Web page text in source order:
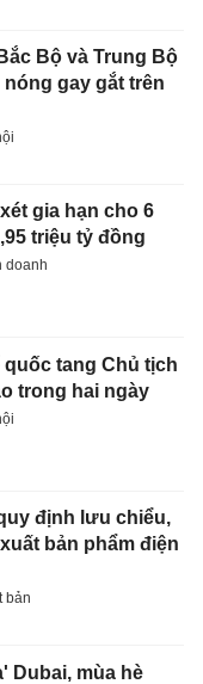
Bộ và Trung Bộ
gay gắt trên
gia hạn cho 6
triệu tỷ đồng
doanh
quốc tang Chủ tịch
trong hai ngày
định lưu chiểu,
bản phẩm điện
bản
Dubai, mùa hè